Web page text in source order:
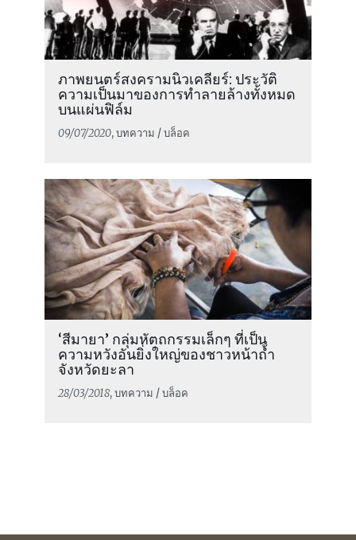
ภาพยนตร์สงครามนิวเคลียร์: ประวัติ
ความเป็นมาของการทำลายล้างทั้งหมด
บนแผ่นฟิล์ม
09/07/2020, บทความ / บล็อค
‘สีมายา’ กลุ่มหัตถกรรมเล็กๆ ที่เป็น
ความหวังอันยิ่งใหญ่ของชาวหน้าถ้ำ
จังหวัดยะลา
28/03/2018, บทความ / บล็อค